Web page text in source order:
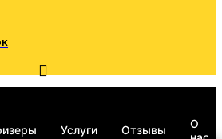
Услуги Отзывы
О